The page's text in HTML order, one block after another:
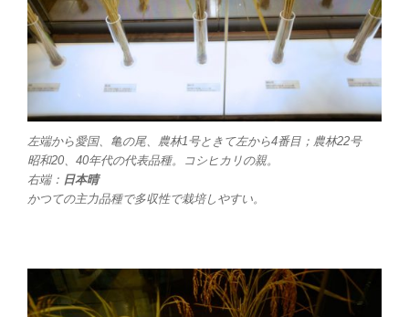
左端から愛国、亀の尾、農林1号ときて左から4番目；農林22号
昭和20、40年代の代表品種。コシヒカリの親。
右端： 日本晴
かつての主力品種で多収性で栽培しやすい。